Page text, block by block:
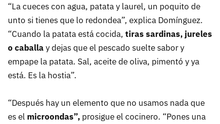
“La cueces con agua, patata y laurel, un poquito de
unto si tienes que lo redondea”, explica Domínguez.
“Cuando la patata está cocida, tiras sardinas, jureles
o caballay dejas que el pescado suelte sabor y
empape la patata. Sal, aceite de oliva, pimentó y ya
está. Es la hostia”.
“Después hay un elemento que no usamos nada que
es el microondas”, prosigue el cocinero. “Pones una